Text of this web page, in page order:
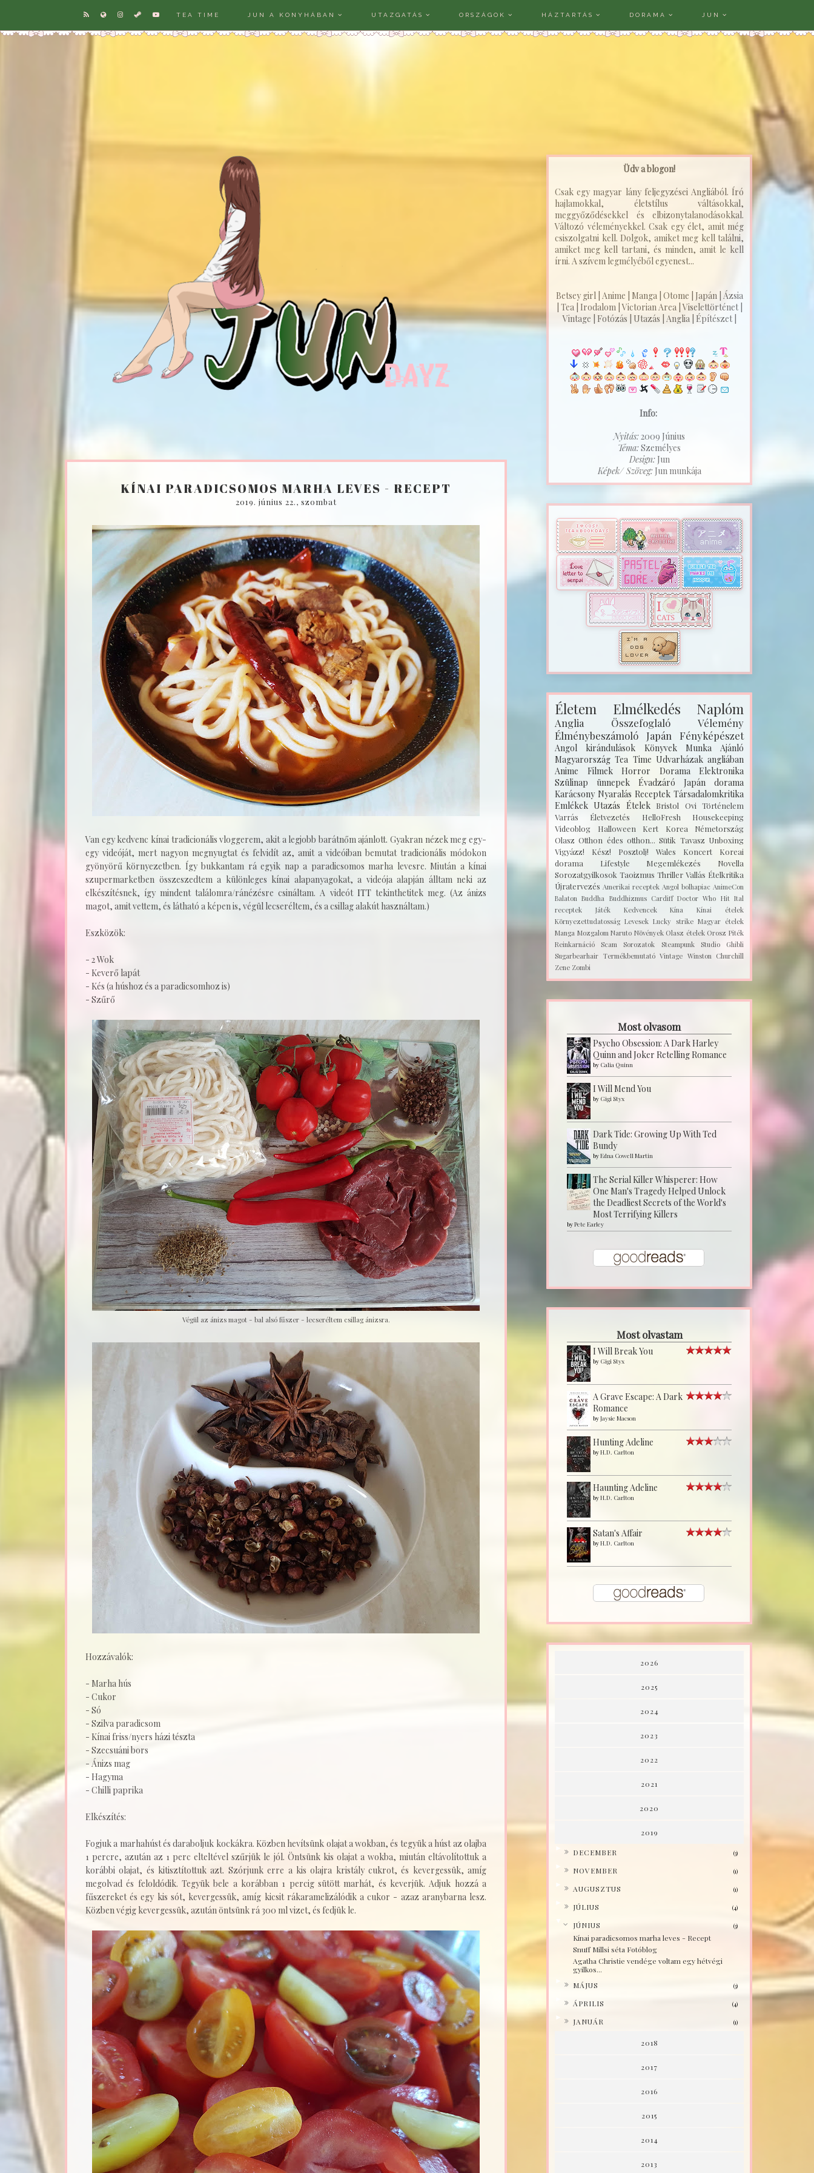
TEA TIME JUN A KONYHÁBAN UTAZGATÁS ORSZÁGOK HÁZTARTÁS DORAMA JUN
KÍNAI PARADICSOMOS MARHA LEVES - RECEPT
2019. június 22., szombat
Van egy kedvenc kínai tradicionális vloggerem, akit a legjobb barátnőm ajánlott. Gyakran nézek meg egy-
egy videóját, mert nagyon megnyugtat és felvidít az, amit a videóiban bemutat tradicionális módokon
gyönyörű környezetben. Így bukkantam rá egyik nap a paradicsomos marha levesre. Miután a kínai
szupermarketben összeszedtem a különleges kínai alapanyagokat, a videója alapján álltam neki az
elkészítésnek, így mindent találomra/ránézésre csináltam. A videót ITTtekinthetitek meg. (Az ánizs
magot, amit vettem, és látható a képen is, végül lecseréltem, és a csillag alakút használtam.)
Eszközök:
- 2 Wok
- Keverő lapát
- Kés (a húshoz és a paradicsomhoz is)
- Szűrő
Végül az ánizs magot - bal alsó fűszer - lecseréltem csillag ánizsra.
Hozzávalók:
- Marha hús
- Cukor
- Só
- Szilva paradicsom
- Kínai friss/nyers házi tészta
- Szecsuáni bors
- Ánizs mag
- Hagyma
- Chilli paprika
Elkészítés:
Fogjuk a marhahúst és daraboljuk kockákra. Közben hevítsünk olajat a wokban, és tegyük a húst az olajba
1 percre, azután az 1 perc elteltével szűrjük le jól. Öntsünk kis olajat a wokba, miután eltávolítottuk a
korábbi olajat, és kitisztítottuk azt. Szórjunk erre a kis olajra kristály cukrot, és kevergessük, amíg
megolvad és feloldódik. Tegyük bele a korábban 1 percig sütött marhát, és keverjük. Adjuk hozzá a
fűszereket és egy kis sót, kevergessük, amíg kicsit rákaramelizálódik a cukor - azaz aranybarna lesz.
Közben végig kevergessük, azután öntsünk rá 300 ml vizet, és fedjük le.
Üdv a blogon!
Csak egy magyar lány feljegyzései Angliából. Író
hajlamokkal, életstílus váltásokkal,
meggyőződésekkel és elbizonytalanodásokkal.
Változó véleményekkel. Csak egy élet, amit még
csiszolgatni kell. Dolgok, amiket meg kell találni,
amiket meg kell tartani, és minden, amit le kell
írni. A szívem legmélyéből egyenest...
Betsey girl | Anime | Manga | Otome | Japán | Ázsia
| Tea | Irodalom | Victorian Area | Viselettörténet |
Vintage | Fotózás | Utazás | Anglia | Építészet |
Info:
Nyitás:2009 Június
Téma:Személyes
Design:Jun
Képek/ Szöveg:Jun munkája
Életem Elmélkedés Naplóm
Anglia Összefoglaló
Vélemény
Élménybeszámoló Japán Fényképészet
Angol kirándulások Könyvek Munka
Ajánló
Magyarország Tea Time Udvarházak angliában
Anime
Filmek Horror Dorama
Elektronika
Szülinap
ünnepek Évadzáró
Japán dorama
Karácsony Nyaralás Receptek Társadalomkritika
Emlékek Utazás Ételek Bristol Ovi Történelem
Varrás
Életvezetés HelloFresh
Housekeeping
Videoblog
Halloween Kert Korea
Németország
Olasz Otthon édes otthon... Sütik Tavasz Unboxing
Vigyázz! Kész! Posztolj!
Wales Koncert
Koreai
dorama
Lifestyle Megemlékezés
Novella
Sorozatgyilkosok Taoizmus Thriller Vallás Ételkritika
Újratervezés Amerikai receptek Angol bolhapiac AnimeCon
Balaton Buddha Buddhizmus Cardiff Doctor Who Hit Ital
receptek
Játék Kedvencek Kína
Kínai ételek
Környezettudatosság Levesek Lucky strike Magyar ételek
Manga Mozgalom Naruto Növények Olasz ételek Orosz Piték
Reinkarnáció
Scam Sorozatok Steampunk
Studio Ghibli
Sugarbearhair Termékbemutató Vintage Winston Churchill
Zene Zombi
Most olvasom
Psycho Obsession: A Dark Harley
Quinn and Joker Retelling Romance
by Calia Quinn
I Will Mend You
by Gigi Styx
Dark Tide: Growing Up With Ted
Bundy
byEdna Cowell Martin
The Serial Killer Whisperer: How
One Man's Tragedy Helped Unlock
the Deadliest Secrets of the World's
Most Terrifying Killers
byPete Earley
Most olvastam
I Will Break You
by Gigi Styx
A Grave Escape: A Dark
Romance
byJaysie Macson
Hunting Adeline
byH.D. Carlton
Haunting Adeline
byH.D. Carlton
Satan's Affair
byH.D. Carlton
2026
2025
2024
2023
2022
2021
2020
2019
DECEMBER (3)
NOVEMBER (1)
AUGUSZTUS (1)
JÚLIUS (4)
JÚNIUS (3)
Kínai paradicsomos marha leves - Recept
Snuff Millsi séta Fotóblog
Agatha Christie vendége voltam egy hétvégi
gyilkos...
MÁJUS (3)
ÁPRILIS (4)
JANUÁR (1)
2018
2017
2016
2015
2014
2013